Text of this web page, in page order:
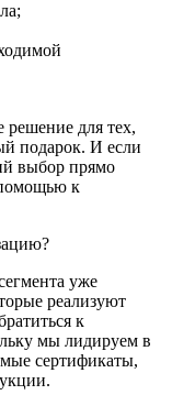
решение для тех,
подарок. И если
выбор прямо
помощью к
уже
реализуют
к
мы лидируем в
сертификаты,